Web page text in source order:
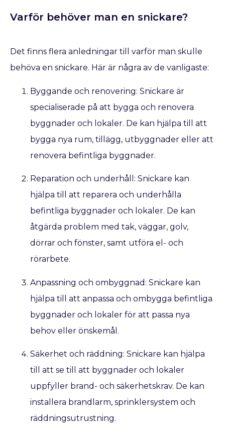
Varför behöver man en snickare?
Det finns flera anledningar till varför man skulle
behöva en snickare. Här är några av de vanligaste:
Byggande och renovering: Snickare är
specialiserade på att bygga och renovera
byggnader och lokaler. De kan hjälpa till att
bygga nya rum, tillägg, utbyggnader eller att
renovera befintliga byggnader.
Reparation och underhåll: Snickare kan
hjälpa till att reparera och underhålla
befintliga byggnader och lokaler. De kan
åtgärda problem med tak, väggar, golv,
dörrar och fönster, samt utföra el- och
rörarbete.
Anpassning och ombyggnad: Snickare kan
hjälpa till att anpassa och ombygga befintliga
byggnader och lokaler för att passa nya
behov eller önskemål.
Säkerhet och räddning: Snickare kan hjälpa
till att se till att byggnader och lokaler
uppfyller brand- och säkerhetskrav. De kan
installera brandlarm, sprinklersystem och
räddningsutrustning.